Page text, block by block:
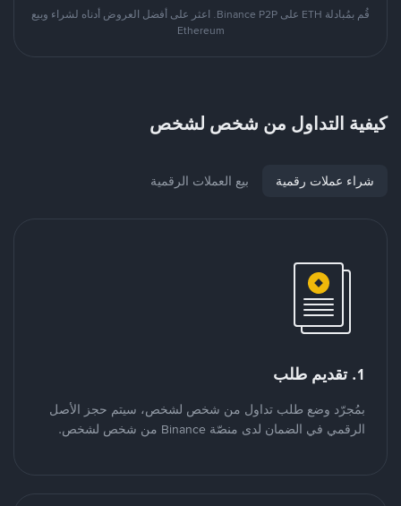
قُم بمُبادلة ETH على Binance P2P. اعثر على أفضل العروض أدناه لشراء وبيع
Ethereum
كيفية التداول من شخص لشخص
شراء عملات رقمية بيع العملات الرقمية
1. تقديم طلب
بمُجرّد وضع طلب تداول من شخص لشخص، سيتم حجز الأصل
الرقمي في الضمان لدى منصّة Binance من شخص لشخص.